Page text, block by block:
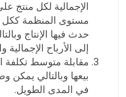
الإجمالية لكل منتج
مستوى المنظمة ككل
حدث فيها الإنتاج
إلى الأرباح الإجمالية
مقابلة متوسط تكلفة
بيعها وبالتالي يمكن
في المدى الطويل.